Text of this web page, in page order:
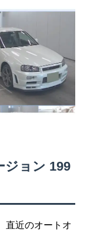
ジョン 199
直近のオートオ